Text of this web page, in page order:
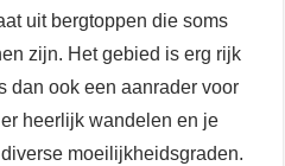
uit bergtoppen die soms
zijn. Het gebied is erg rijk
dan ook een aanrader voor
heerlijk wandelen en je
moeilijkheidsgraden.